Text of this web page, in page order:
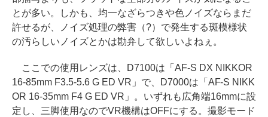
とが多い。しかも、均一なざらつきや色ノイズならまだ
許せるが、ノイズ処理の弊害（?）で発生する斑模様状
の汚らしいノイズとかは勘弁して欲しいよねぇ。
ここでの使用レンズは、D7100は「AF-S DX NIKKOR
16-85mm F3.5-5.6 G ED VR」で、D7000は「AF-S NIKK
OR 16-35mm F4 G ED VR」。いずれも広角端16mmに設
定し、三脚使用なのでVR機構はOFFにする。撮影モード